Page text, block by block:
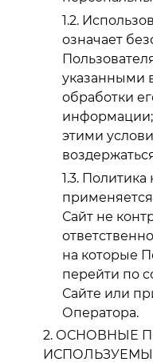
означает
указанными
обработки
информации;
этими
Политика
Сайт не
на которые
перейти по
Сайте или
Оператора.
ОСНОВНЫЕ